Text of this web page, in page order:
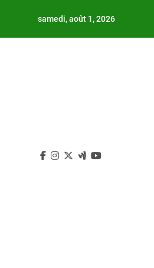
samedi, août 1, 2026